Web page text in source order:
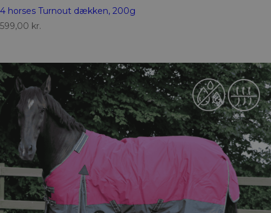
4 horses Turnout dækken, 200g
599,00 kr.